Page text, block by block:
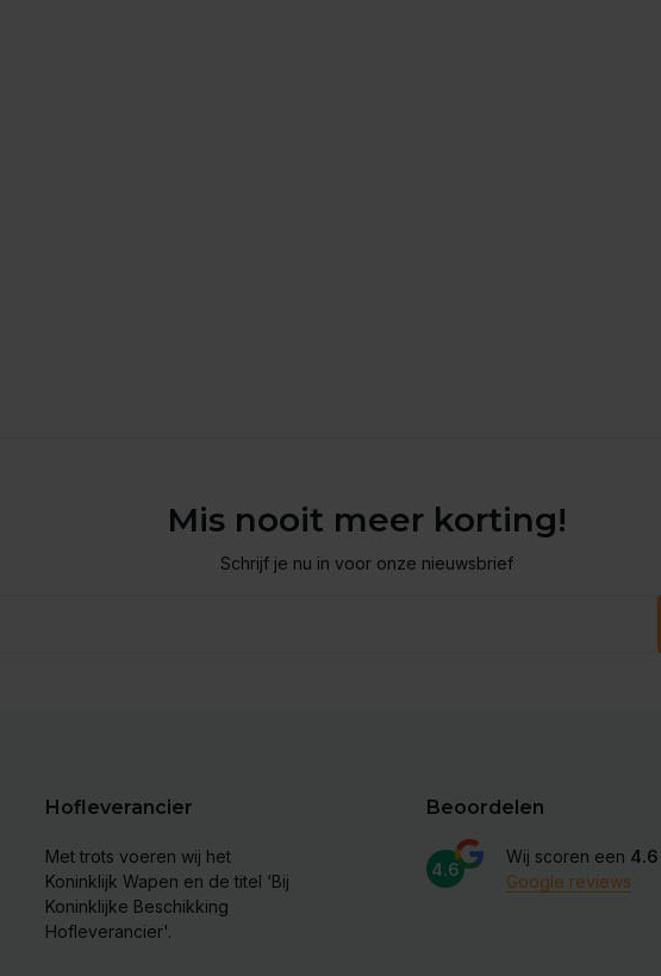
Mis nooit meer korting!
Schrijf je nu in voor onze nieuwsbrief
Hofleverancier
Met trots voeren wij het
Koninklijk Wapen en de titel ‘Bij
Koninklijke Beschikking
Hofleverancier'.
Beoordelen
4.6
Wij scoren een 4.6
Google reviews